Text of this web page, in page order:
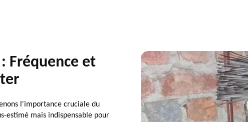
Fréquence et
l'importance cruciale du
estimé mais indispensable pour